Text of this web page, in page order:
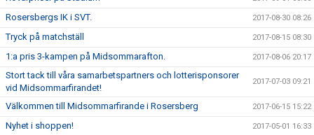
Rosersbergs IK i SVT. 2017-08-30 08:26
Tryck på matchställ 2017-08-15 08:30
1:a pris 3-kampen på Midsommarafton. 2017-08-06 20:17
Stort tack till våra samarbetspartners och lotterisponsorer
vid Midsommarfirandet!
2017-07-03 09:21
Välkommen till Midsommarfirande i Rosersberg 2017-06-15 15:22
Nyhet i shoppen! 2017-05-01 16:33